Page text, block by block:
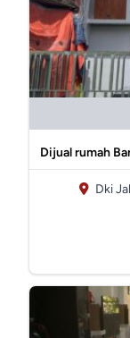
Dijual rumah
Dki